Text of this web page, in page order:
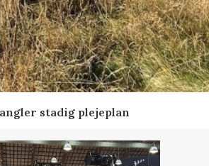
stadig plejeplan